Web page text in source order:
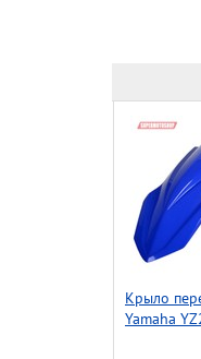
Крыло
Yamaha